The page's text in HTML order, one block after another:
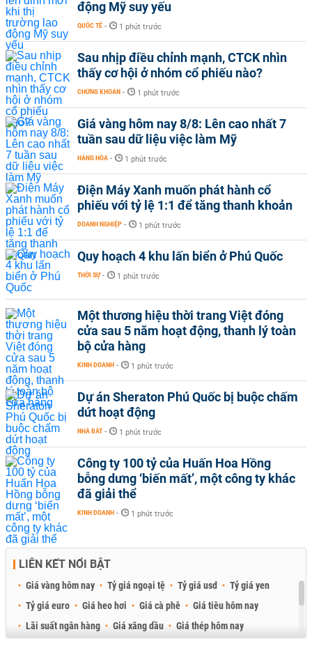
động Mỹ suy yếu
QUỐC TẾ - 1 phút trước
Sau nhịp điều chỉnh mạnh, CTCK nhìn
thấy cơ hội ở nhóm cổ phiếu nào?
CHỨNG KHOÁN - 1 phút trước
Giá vàng hôm nay 8/8: Lên cao nhất 7
tuần sau dữ liệu việc làm Mỹ
HÀNG HÓA - 1 phút trước
Điện Máy Xanh muốn phát hành cổ
phiếu với tỷ lệ 1:1 để tăng thanh khoản
DOANH NGHIỆP - 1 phút trước
Quy hoạch 4 khu lấn biển ở Phú Quốc
THỜI SỰ - 1 phút trước
Một thương hiệu thời trang Việt đóng
cửa sau 5 năm hoạt động, thanh lý toàn
bộ cửa hàng
KINH DOANH - 1 phút trước
Dự án Sheraton Phú Quốc bị buộc chấm
dứt hoạt động
NHÀ ĐẤT - 1 phút trước
Công ty 100 tỷ của Huấn Hoa Hồng
bỗng dưng ‘biến mất’, một công ty khác
đã giải thể
KINH DOANH - 1 phút trước
LIÊN KẾT NỔI BẬT
Giá vàng hôm nay Tỷ giá ngoại tệ Tỷ giá usd
Tỷ giá yen
Tỷ giá euro
Giá heo hơi Giá cà phê
Giá tiêu hôm nay
Lãi suất ngân hàng
Giá xăng dầu
Giá thép hôm nay